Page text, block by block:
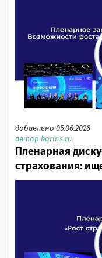
добавлено 05.06.2026
автор korins.ru
Пленарная
страхования: